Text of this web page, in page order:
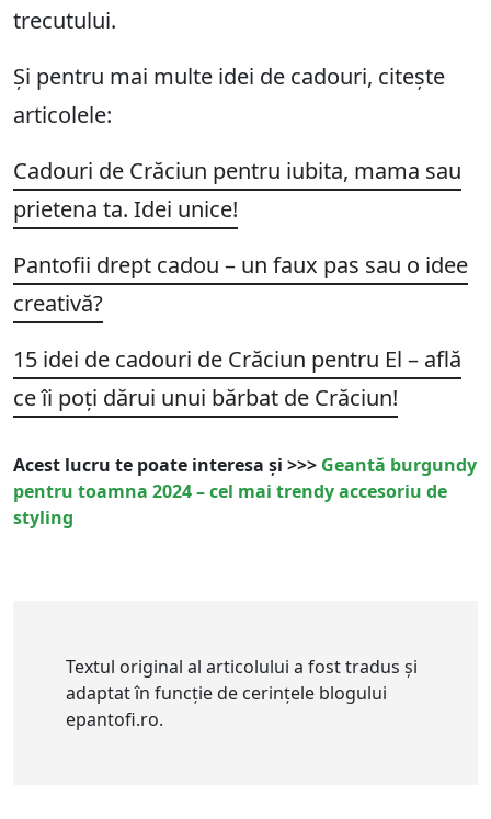
trecutului.
Și pentru mai multe idei de cadouri, citește
articolele:
Cadouri de Crăciun pentru iubita, mama sau
prietena ta. Idei unice!
Pantofii drept cadou – un faux pas sau o idee
creativă?
15 idei de cadouri de Crăciun pentru El – află
ce îi poți dărui unui bărbat de Crăciun!
Acest lucru te poate interesa și >>> Geantă burgundy
pentru toamna 2024 – cel mai trendy accesoriu de
styling
Textul original al articolului a fost tradus și
adaptat în funcție de cerințele blogului
epantofi.ro.